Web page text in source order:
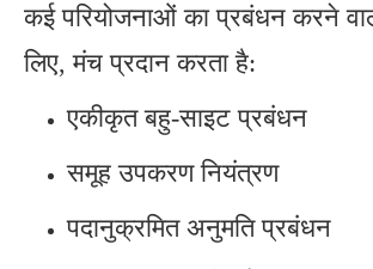
कई परियोजनाओं का प्रबंधन करने
लिए, मंच प्रदान करता है:
एकीकृत बहु-साइट प्रबंधन
समूह उपकरण नियंत्रण
पदानुक्रमित अनुमति प्रबंधन